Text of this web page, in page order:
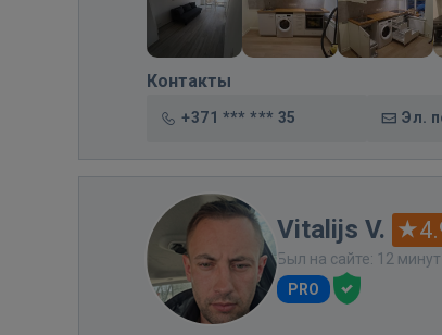
Контакты
+371 *** *** 35 Эл.
Vitalijs V.
Был на сайте: 12
PRO